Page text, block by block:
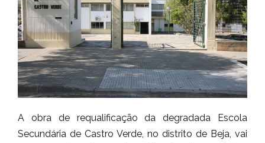
A obra de requalificação da degradada Escola
Secundária de Castro Verde, no distrito de Beja, vai